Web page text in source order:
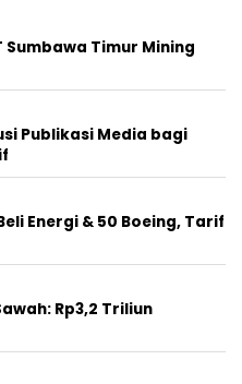
Timur Mining
Publikasi Media bagi
Energi & 50 Boeing, Tarif
Rp3,2 Triliun